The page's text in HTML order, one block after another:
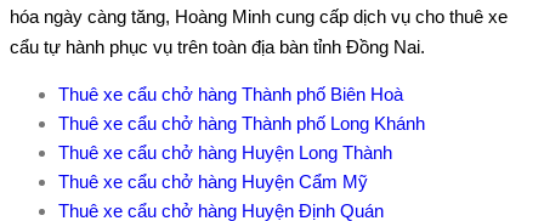
hóa ngày càng tăng, Hoàng Minh cung cấp dịch vụ cho thuê xe
cẩu tự hành phục vụ trên toàn địa bàn tỉnh Đồng Nai.
Thuê xe cẩu chở hàng Thành phố Biên Hoà
Thuê xe cẩu chở hàng Thành phố Long Khánh
Thuê xe cẩu chở hàng Huyện Long Thành
Thuê xe cẩu chở hàng Huyện Cẩm Mỹ
Thuê xe cẩu chở hàng Huyện Định Quán